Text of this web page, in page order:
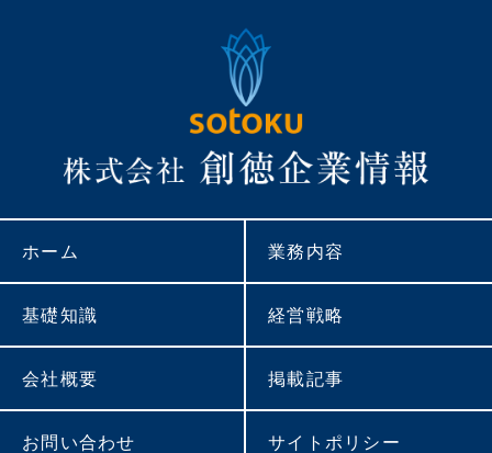
ホーム 業務内容
基礎知識 経営戦略
会社概要 掲載記事
お問い合わせ サイトポリシー